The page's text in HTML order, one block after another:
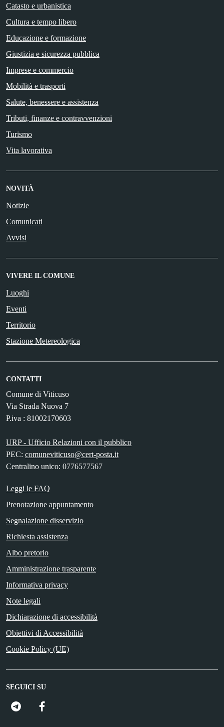
Catasto e urbanistica
Cultura e tempo libero
Educazione e formazione
Giustizia e sicurezza pubblica
Imprese e commercio
Mobilità e trasporti
Salute, benessere e assistenza
Tributi, finanze e contravvenzioni
Turismo
Vita lavorativa
NOVITÀ
Notizie
Comunicati
Avvisi
VIVERE IL COMUNE
Luoghi
Eventi
Territorio
Stazione Metereologica
CONTATTI
Comune di Viticuso
Via Strada Nuova 7
P.iva : 81002170603
URP - Ufficio Relazioni con il pubblico
PEC: comuneviticuso@cert-posta.it
Centralino unico: 0776577567
Leggi le FAQ
Prenotazione appuntamento
Segnalazione disservizio
Richiesta assistenza
Albo pretorio
Amministrazione trasparente
Informativa privacy
Note legali
Dichiarazione di accessibilità
Obiettivi di Accessibilità
Cookie Policy (UE)
SEGUICI SU
FacebooK